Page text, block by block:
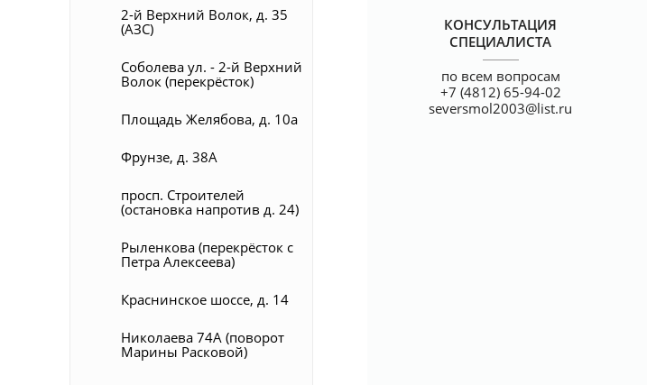
2-й Верхний Волок, д. 35
(АЗС)
Соболева ул. - 2-й Верхний
Волок (перекрёсток)
Площадь Желябова, д. 10а
Фрунзе, д. 38А
просп. Строителей
(остановка напротив д. 24)
Рыленкова (перекрёсток с
Петра Алексеева)
Краснинское шоссе, д. 14
Николаева 74А (поворот
Марины Расковой)
КОНСУЛЬТАЦИЯ
СПЕЦИАЛИСТА
по всем вопросам
+7 (4812) 65-94-02
seversmol2003@list.ru